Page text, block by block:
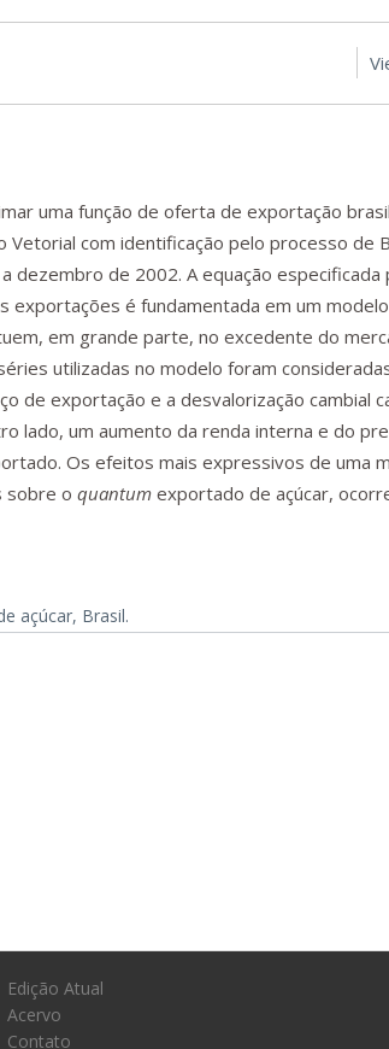
uma função de oferta de exportação
com identificação pelo processo de
dezembro de 2002. A equação especificada
exportações é fundamentada em um
em grande parte, no excedente do
utilizadas no modelo foram
de exportação e a desvalorização cambial
lado, um aumento da renda interna e do
Os efeitos mais expressivos de uma
sobre oquantum exportado de açúcar,
açúcar, Brasil.
Edição Atual
Acervo
Contato